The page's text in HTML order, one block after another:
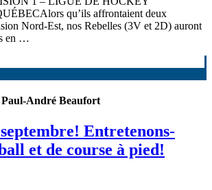
qu’ils affrontaient deux
Nord-Est, nos Rebelles (3V et 2D) auront
en …
Paul-André Beaufort
Entretenons-
et de course à pied!